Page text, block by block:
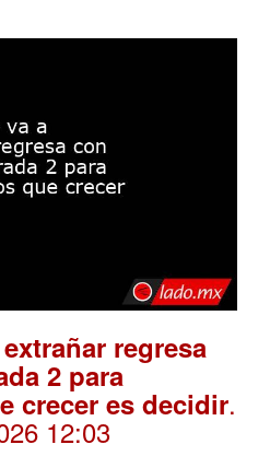
regresa
2 para
crecer es decidir.
12:03